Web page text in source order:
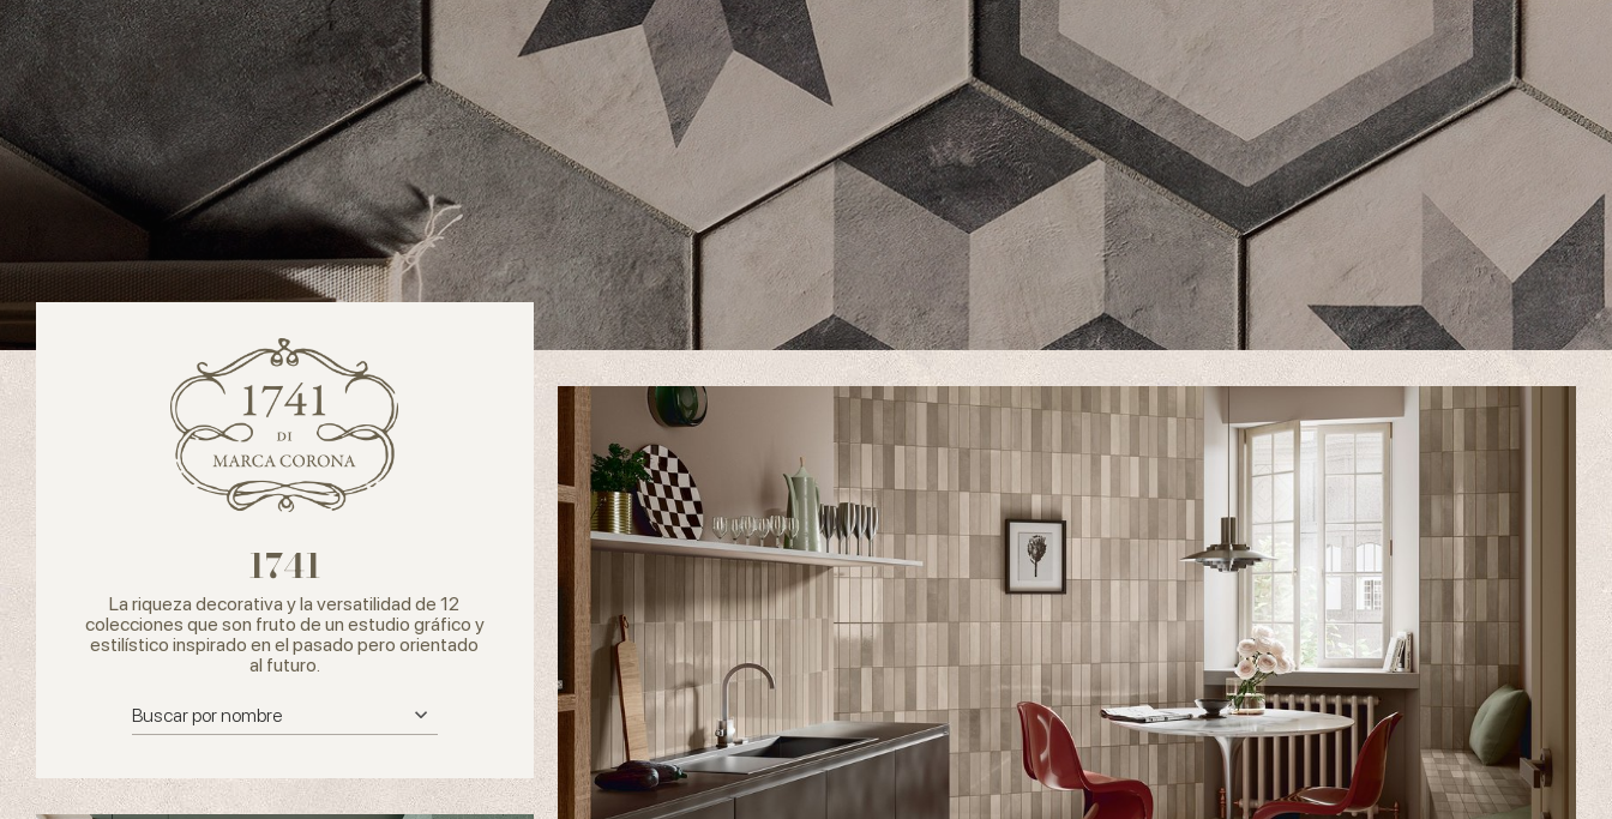
1741
La riqueza decorativa y la versatilidad de 12
colecciones que son fruto de un estudio gráfico y
estilístico inspirado en el pasado pero orientado
al futuro.